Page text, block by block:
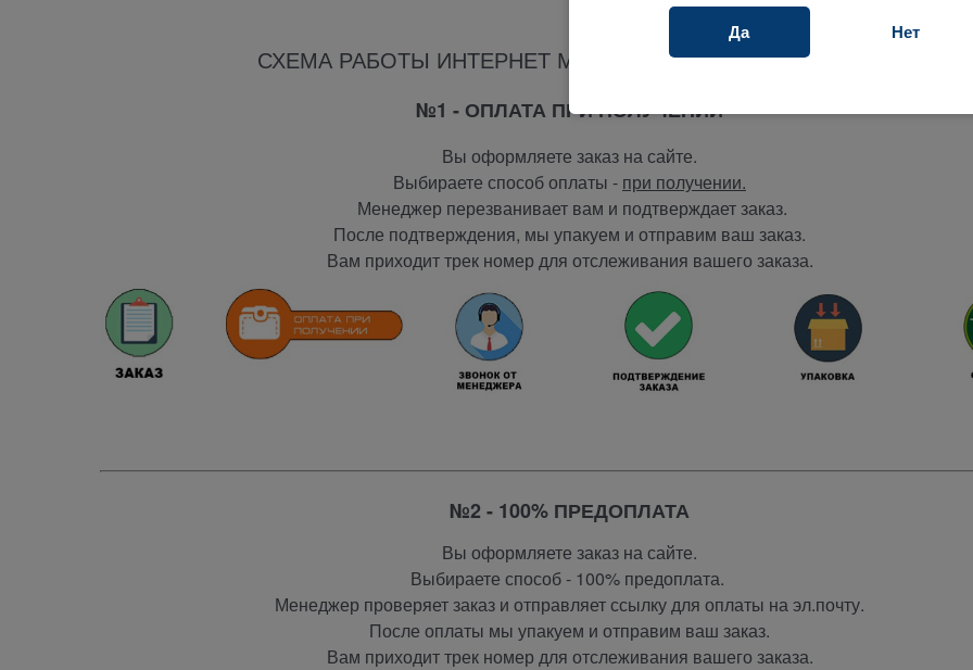
СХЕМА РАБОТЫ ИНТЕРНЕТ МАГАЗИНА ТЕРАБАЙТ МАРКЕТ
№1 - ОПЛАТА ПРИ ПОЛУЧЕНИИ
Вы оформляете заказ на сайте.
Выбираете способ оплаты - при получении.
Менеджер перезванивает вам и подтверждает заказ.
После подтверждения, мы упакуем и отправим ваш заказ.
Вам приходит трек номер для отслеживания вашего заказа.
№2 - 100% ПРЕДОПЛАТА
Вы оформляете заказ на сайте.
Выбираете способ - 100% предоплата.
Менеджер проверяет заказ и отправляет ссылку для оплаты на эл.почту.
После оплаты мы упакуем и отправим ваш заказ.
Вам приходит трек номер для отслеживания вашего заказа.
Да Нет